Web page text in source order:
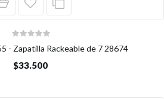
- Zapatilla Rackeable de 7 28674
$33.500